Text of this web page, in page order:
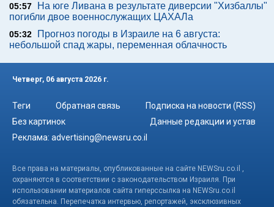
05:57
На юге Ливана в результате диверсии "Хизбаллы"
погибли двое военнослужащих ЦАХАЛа
05:32
Прогноз погоды в Израиле на 6 августа:
небольшой спад жары, переменная облачность
Четверг, 06 августа 2026 г.
Теги Обратная связь
Подписка на новости (RSS)
Без картинок
Данные редакции и устав
Реклама: advertising@newsru.co.il
Все права на материалы, опубликованные на сайте NEWSru.co.il ,
охраняются в соответствии с законодательством Израиля. При
использовании материалов сайта гиперссылка на NEWSru.co.il
обязательна. Перепечатка интервью, репортажей, эксклюзивных